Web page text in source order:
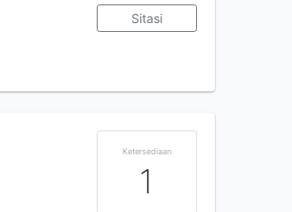
Sitasi
Ketersediaan
1